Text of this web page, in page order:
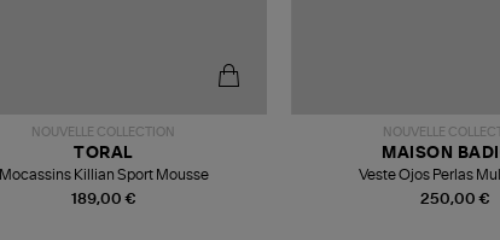
NOUVELLE COLLECTION
189,00 €
TORAL
Mocassins Killian Sport Mousse
NOUVELLE
250,00 €
MAISON
Veste Ojos Perlas